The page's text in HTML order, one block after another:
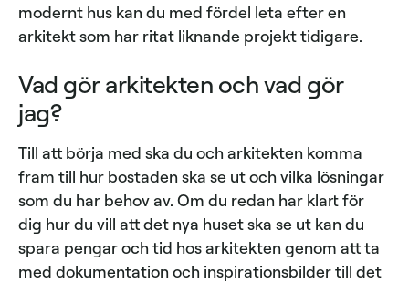
modernt hus kan du med fördel leta efter en
arkitekt som har ritat liknande projekt tidigare.
Vad gör arkitekten och vad gör
jag?
Till att börja med ska du och arkitekten komma
fram till hur bostaden ska se ut och vilka lösningar
som du har behov av. Om du redan har klart för
dig hur du vill att det nya huset ska se ut kan du
spara pengar och tid hos arkitekten genom att ta
med dokumentation och inspirationsbilder till det